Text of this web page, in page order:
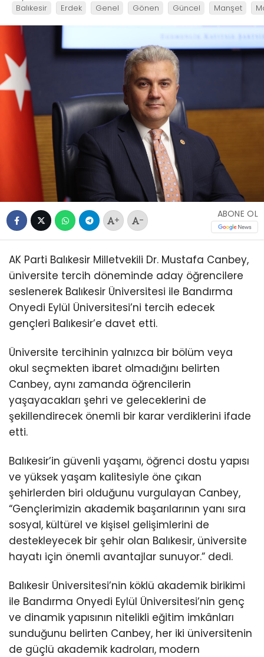
Balıkesir Erdek Genel Gönen Güncel Manşet
+ -
ABONE OL
AK Parti Balıkesir Milletvekili Dr. Mustafa Canbey,
üniversite tercih döneminde aday öğrencilere
seslenerek Balıkesir Üniversitesi ile Bandırma
Onyedi Eylül Üniversitesi’ni tercih edecek
gençleri Balıkesir’e davet etti.
Üniversite tercihinin yalnızca bir bölüm veya
okul seçmekten ibaret olmadığını belirten
Canbey, aynı zamanda öğrencilerin
yaşayacakları şehri ve geleceklerini de
şekillendirecek önemli bir karar verdiklerini ifade
etti.
Balıkesir’in güvenli yaşamı, öğrenci dostu yapısı
ve yüksek yaşam kalitesiyle öne çıkan
şehirlerden biri olduğunu vurgulayan Canbey,
“Gençlerimizin akademik başarılarının yanı sıra
sosyal, kültürel ve kişisel gelişimlerini de
destekleyecek bir şehir olan Balıkesir, üniversite
hayatı için önemli avantajlar sunuyor.” dedi.
Balıkesir Üniversitesi’nin köklü akademik birikimi
ile Bandırma Onyedi Eylül Üniversitesi’nin genç
ve dinamik yapısının nitelikli eğitim imkânları
sunduğunu belirten Canbey, her iki üniversitenin
de güçlü akademik kadroları, modern